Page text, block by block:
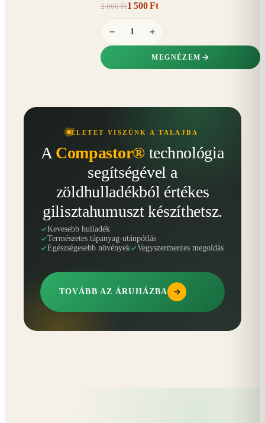
2 000 Ft1 500 Ft
− +
MEGNÉZEM
ÉLETET VISZÜNK A TALAJBA
A Compastor® technológia
segítségével a
zöldhulladékból értékes
gilisztahumuszt készíthetsz.
Kevesebb hulladék
Természetes tápanyag-utánpótlás
Egészségesebb növények
Vegyszermentes megoldás
TOVÁBB AZ ÁRUHÁZBA